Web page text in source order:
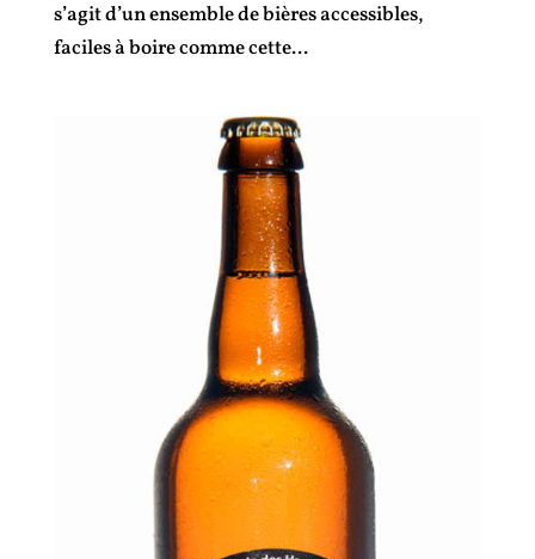
s’agit d’un ensemble de bières accessibles,
faciles à boire comme cette...